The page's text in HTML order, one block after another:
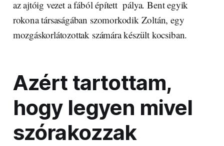
az ajtóig vezet a fából épített pálya. Bent egyik
rokona társaságában szomorkodik Zoltán, egy
mozgáskorlátozottak számára készült kocsiban.
Azért tartottam,
hogy legyen mivel
szórakozzak